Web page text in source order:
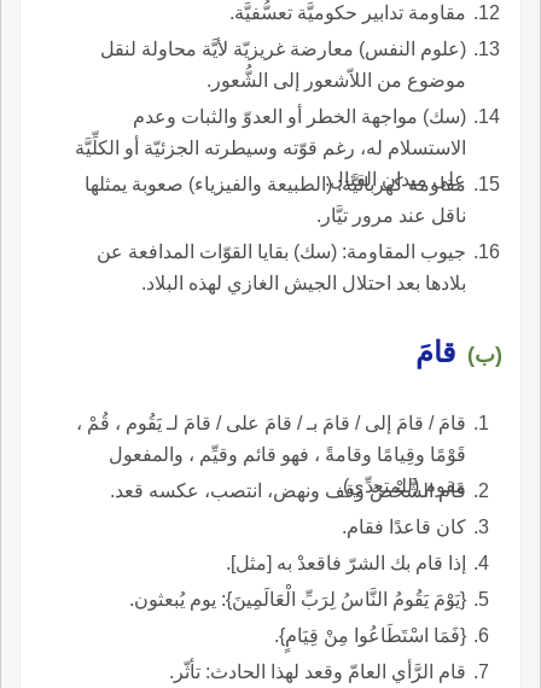
مقاومة تدابير حكوميَّة تعسُّفيَّة.
(علوم النفس) معارضة غريزيّة لأيَّة محاولة لنقل
موضوع من اللاّشعور إلى الشُّعور.
(سك) مواجهة الخطر أو العدوّ والثبات وعدم
الاستسلام له، رغم قوّته وسيطرته الجزئيّة أو الكلِّيَّة
على ميدان القتال.
مقاومة كهربائيَّة: (الطبيعة والفيزياء) صعوبة يمثلها
ناقل عند مرور تيَّار.
جيوب المقاومة: (سك) بقايا القوّات المدافعة عن
بلادها بعد احتلال الجيش الغازي لهذه البلاد.
(ب) قامَ
قامَ / قامَ إلى / قامَ بـ / قامَ على / قامَ لـ يَقُوم ، قُمْ ،
قَوْمًا وقِيامًا وقامةً ، فهو قائم وقيِّم ، والمفعول
مَقوم (للمتعدِّي).
قام الشَّخْصُ وقف ونهض، انتصب، عكسه قعد.
كان قاعدًا فقام.
إذا قام بك الشرّ فاقعدْ به [مثل].
{يَوْمَ يَقُومُ النَّاسُ لِرَبِّ الْعَالَمِينَ}: يوم يُبعثون.
{فَمَا اسْتَطَاعُوا مِنْ قِيَامٍ}.
قام الرَّأي العامّ وقعد لهذا الحادث: تأثّر.